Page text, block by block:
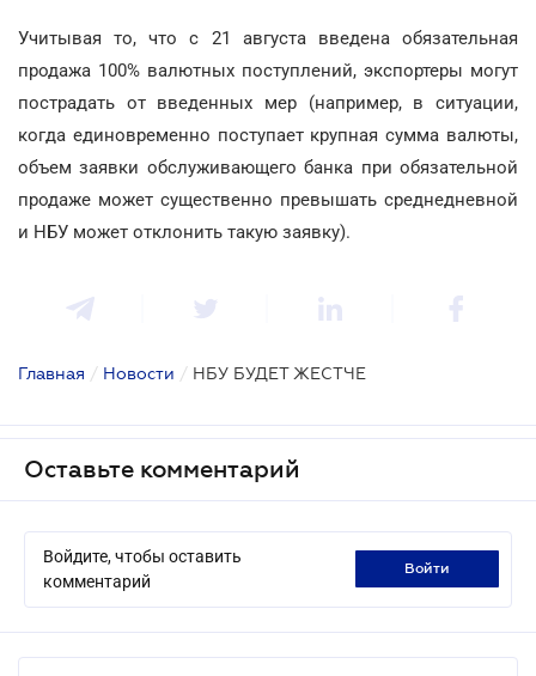
Учитывая то, что с 21 августа введена обязательная
продажа 100% валютных поступлений, экспортеры могут
пострадать от введенных мер (например, в ситуации,
когда единовременно поступает крупная сумма валюты,
объем заявки обслуживающего банка при обязательной
продаже может существенно превышать среднедневной
и НБУ может отклонить такую заявку).
Главная / Новости / НБУ БУДЕТ ЖЕСТЧЕ
Оставьте комментарий
Войдите, чтобы оставить
комментарий
войти